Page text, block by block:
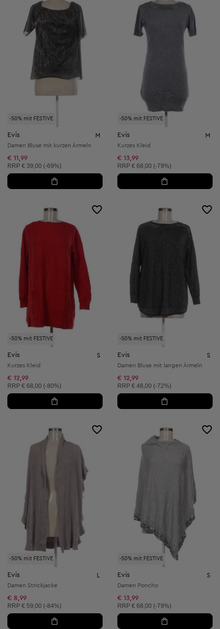
-50% mit FESTIVE
Evis M
Damen Bluse mit kurzen Ärmeln
€ 11,99
Unverbindliche Preisempfehlung:
RRP € 39,00 (-69%)
-50% mit FESTIVE
Evis M
Kurzes Kleid
€ 13,99
Unverbindliche Preisempfehlung:
RRP € 68,00 (-79%)
-50% mit FESTIVE
Evis S
Kurzes Kleid
€ 12,99
Unverbindliche Preisempfehlung:
RRP € 68,00 (-80%)
-50% mit FESTIVE
Evis S
Damen Bluse mit langen Ärmeln
€ 12,99
Unverbindliche Preisempfehlung:
RRP € 48,00 (-72%)
-50% mit FESTIVE
Evis L
Damen Strickjacke
€ 8,99
Unverbindliche Preisempfehlung:
RRP € 59,00 (-84%)
-50% mit FESTIVE
Evis S
Damen Poncho
€ 13,99
Unverbindliche Preisempfehlung:
RRP € 68,00 (-79%)